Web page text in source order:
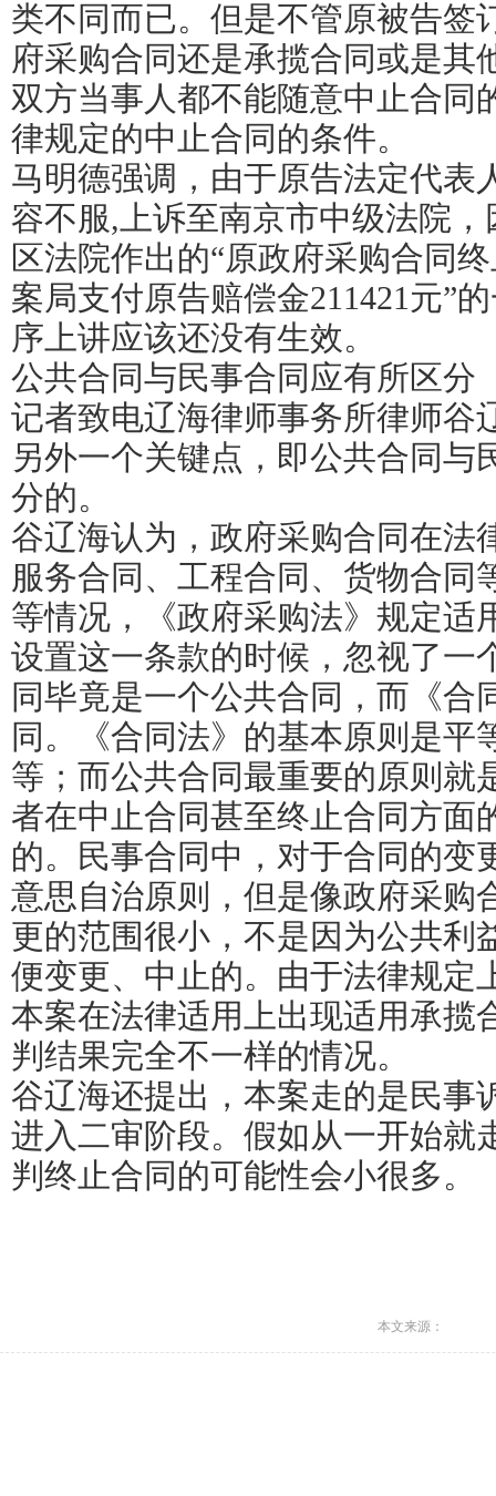
类不同而已。但是不管原被告签
府采购合同还是承揽合同或是其
双方当事人都不能随意中止合同
律规定的中止合同的条件。
马明德强调，由于原告法定代表
容不服,上诉至南京市中级法院
区法院作出的“原政府采购合同
案局支付原告赔偿金211421元”
序上讲应该还没有生效。
公共合同与民事合同应有所区分
记者致电辽海律师事务所律师谷
另外一个关键点，即公共合同与
分的。
谷辽海认为，政府采购合同在法
服务合同、工程合同、货物合同
等情况，《政府采购法》规定适
设置这一条款的时候，忽视了一
同毕竟是一个公共合同，而《合
同。《合同法》的基本原则是平
等；而公共合同最重要的原则就
者在中止合同甚至终止合同方面
的。民事合同中，对于合同的变
意思自治原则，但是像政府采购
更的范围很小，不是因为公共利
便变更、中止的。由于法律规定
本案在法律适用上出现适用承揽
判结果完全不一样的情况。
谷辽海还提出，本案走的是民事
进入二审阶段。假如从一开始就
判终止合同的可能性会小很多。
本文来源：